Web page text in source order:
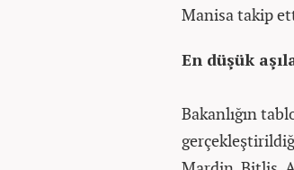
Manisa takip
En düşük
Bakanlığın